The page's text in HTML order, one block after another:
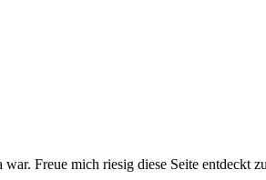
Freue mich riesig diese Seite entdeckt